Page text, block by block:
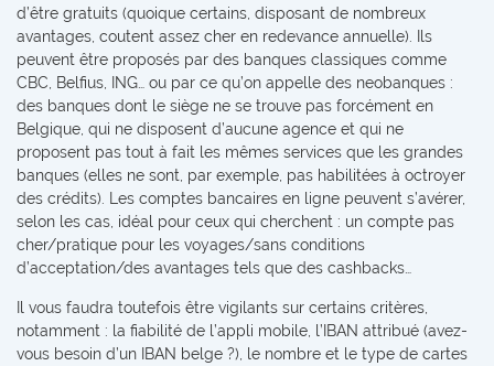
d’être gratuits (quoique certains, disposant de nombreux
avantages, coutent assez cher en redevance annuelle). Ils
peuvent être proposés par des banques classiques comme
CBC, Belfius, ING… ou par ce qu’on appelle des neobanques :
des banques dont le siège ne se trouve pas forcément en
Belgique, qui ne disposent d’aucune agence et qui ne
proposent pas tout à fait les mêmes services que les grandes
banques (elles ne sont, par exemple, pas habilitées à octroyer
des crédits). Les comptes bancaires en ligne peuvent s’avérer,
selon les cas, idéal pour ceux qui cherchent : un compte pas
cher/pratique pour les voyages/sans conditions
d’acceptation/des avantages tels que des cashbacks…
Il vous faudra toutefois être vigilants sur certains critères,
notamment : la fiabilité de l’appli mobile, l’IBAN attribué (avez-
vous besoin d’un IBAN belge ?), le nombre et le type de cartes